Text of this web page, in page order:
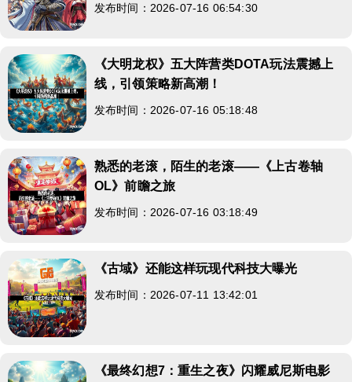
发布时间：2026-07-16 06:54:30
《大明龙权》五大阵营类DOTA玩法震撼上
线，引领策略新高潮！
发布时间：2026-07-16 05:18:48
熟悉的老滚，陌生的老滚——《上古卷轴
OL》前瞻之旅
发布时间：2026-07-16 03:18:49
《古域》还能这样玩现代科技大曝光
发布时间：2026-07-11 13:42:01
《最终幻想7：重生之夜》闪耀威尼斯电影